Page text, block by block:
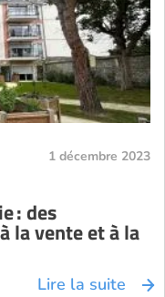
1 décembre 2023
: des
la vente et à la
Lire la suite